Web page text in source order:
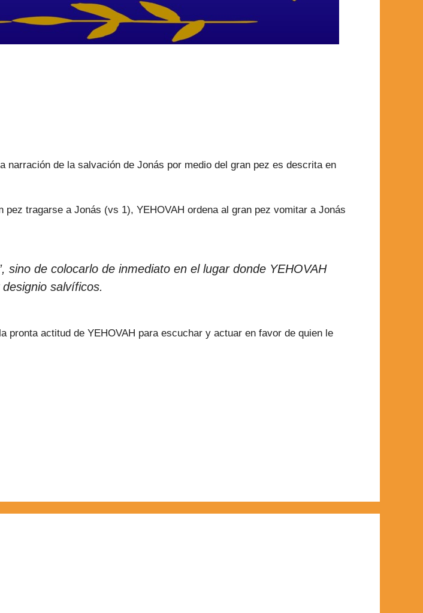
de la salvación de Jonás por medio del gran pez es descrita en
tragarse a Jonás (vs 1), YEHOVAH ordena al gran pez vomitar a Jonás
de colocarlo de inmediato en el lugar donde YEHOVAH
salvíficos.
actitud de YEHOVAH para escuchar y actuar en favor de quien le